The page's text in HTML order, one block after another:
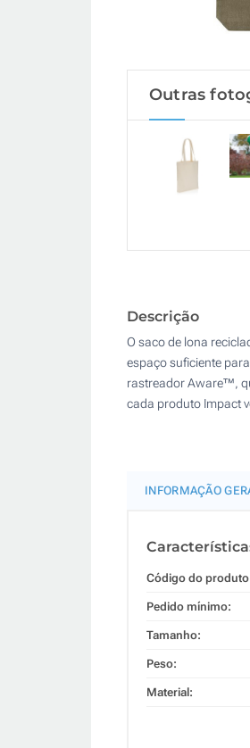
Outras
Descrição
O saco de lona
espaço suficiente
rastreador Aware™,
cada produto Impact
INFORMAÇÃO
Código do
Pedido mínimo:
Tamanho:
Peso:
Material: